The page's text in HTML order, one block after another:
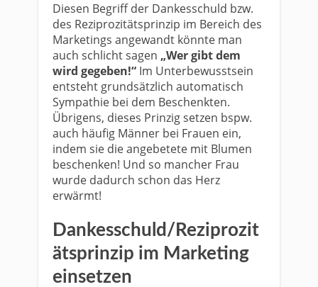
Diesen Begriff der Dankesschuld bzw.
des Reziprozitätsprinzip im Bereich des
Marketings angewandt könnte man
auch schlicht sagen „Wer gibt dem
wird gegeben!“ Im Unterbewusstsein
entsteht grundsätzlich automatisch
Sympathie bei dem Beschenkten.
Übrigens, dieses Prinzig setzen bspw.
auch häufig Männer bei Frauen ein,
indem sie die angebetete mit Blumen
beschenken! Und so mancher Frau
wurde dadurch schon das Herz
erwärmt!
Dankesschuld/Reziprozit
ätsprinzip im Marketing
einsetzen